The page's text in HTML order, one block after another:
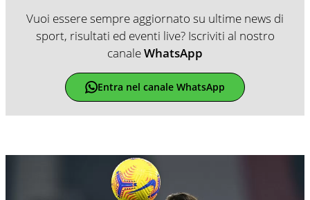
Vuoi essere sempre aggiornato su ultime news di
sport, risultati ed eventi live? Iscriviti al nostro
canaleWhatsApp
Entra nel canale WhatsApp